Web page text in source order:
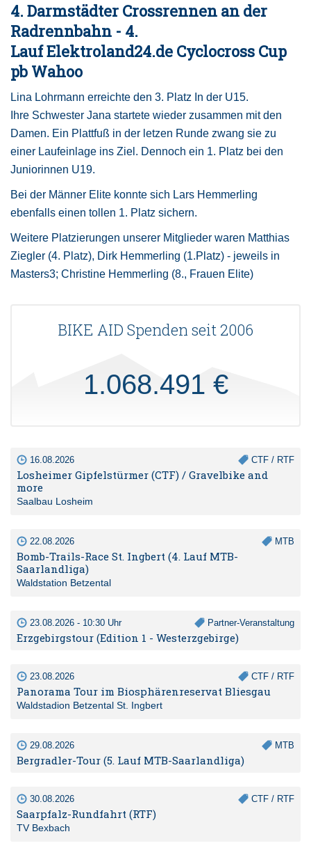
4. Darmstädter Crossrennen an der
Radrennbahn - 4.
Lauf Elektroland24.de Cyclocross Cup
pb Wahoo
Lina Lohrmann erreichte den 3. Platz In der U15.
Ihre Schwester Jana startete wieder zusammen mit den
Damen. Ein Plattfuß in der letzen Runde zwang sie zu
einer Laufeinlage ins Ziel. Dennoch ein 1. Platz bei den
Juniorinnen U19.
Bei der Männer Elite konnte sich Lars Hemmerling
ebenfalls einen tollen 1. Platz sichern.
Weitere Platzierungen unserer Mitglieder waren Matthias
Ziegler (4. Platz), Dirk Hemmerling (1.Platz) - jeweils in
Masters3; Christine Hemmerling (8., Frauen Elite)
BIKE AID Spenden seit 2006
1.068.491 €
16.08.2026 CTF / RTF
Losheimer Gipfelstürmer (CTF) / Gravelbike and
more
Saalbau Losheim
22.08.2026 MTB
Bomb-Trails-Race St. Ingbert (4. Lauf MTB-
Saarlandliga)
Waldstation Betzental
23.08.2026 - 10:30 Uhr Partner-Veranstaltung
Erzgebirgstour (Edition 1 - Westerzgebirge)
23.08.2026 CTF / RTF
Panorama Tour im Biosphärenreservat Bliesgau
Waldstadion Betzental St. Ingbert
29.08.2026 MTB
Bergradler-Tour (5. Lauf MTB-Saarlandliga)
30.08.2026 CTF / RTF
Saarpfalz-Rundfahrt (RTF)
TV Bexbach